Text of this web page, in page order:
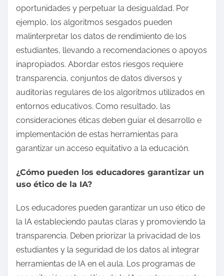
oportunidades y perpetuar la desigualdad. Por
ejemplo, los algoritmos sesgados pueden
malinterpretar los datos de rendimiento de los
estudiantes, llevando a recomendaciones o apoyos
inapropiados. Abordar estos riesgos requiere
transparencia, conjuntos de datos diversos y
auditorías regulares de los algoritmos utilizados en
entornos educativos. Como resultado, las
consideraciones éticas deben guiar el desarrollo e
implementación de estas herramientas para
garantizar un acceso equitativo a la educación.
¿Cómo pueden los educadores garantizar un
uso ético de la IA?
Los educadores pueden garantizar un uso ético de
la IA estableciendo pautas claras y promoviendo la
transparencia. Deben priorizar la privacidad de los
estudiantes y la seguridad de los datos al integrar
herramientas de IA en el aula. Los programas de